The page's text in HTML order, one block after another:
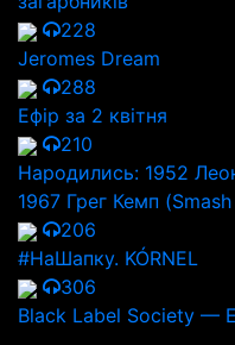
228
Jeromes Dream
288
Ефір за 2 квітня
210
Народились: 1952
1967 Грег Кемп
206
#НаШапку. KÓRNEL
306
Black Label Society —